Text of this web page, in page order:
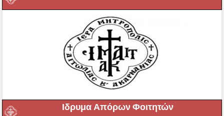
Ιδρυμα Απόρων Φοιτητών